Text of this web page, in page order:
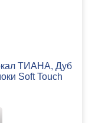
ТИАНА, Дуб
Soft Touch